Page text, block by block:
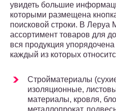
увидеть большие
которыми размещена
поисковой строки. В
ассортимент товаров для
вся продукция
каждый из которых
Стройматериалы
изоляционные,
материалы, кровля,